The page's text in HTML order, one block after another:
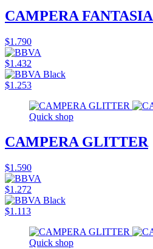
CAMPERA FANTASIA
$1.790
$1.432
$1.253
Quick shop
CAMPERA GLITTER
$1.590
$1.272
$1.113
Quick shop